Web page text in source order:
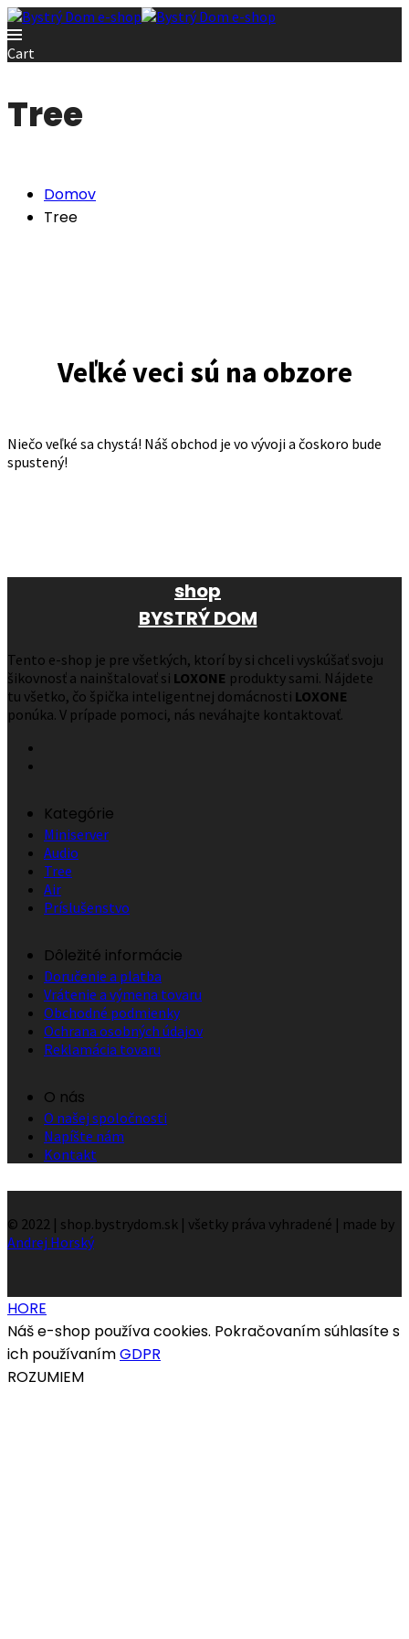
Cart
Tree
Domov
Tree
Veľké veci sú na obzore
Niečo veľké sa chystá! Náš obchod je vo vývoji a čoskoro bude
spustený!
shop
BYSTRÝ DOM
Tento e-shop je pre všetkých, ktorí by si chceli vyskúšať svoju
šikovnosť a nainštalovať si LOXONE produkty sami. Nájdete
tu všetko, čo špička inteligentnej domácnosti LOXONE
ponúka. V prípade pomoci, nás neváhajte kontaktovať.
Kategórie
Miniserver
Audio
Tree
Air
Príslušenstvo
Dôležité informácie
Doručenie a platba
Vrátenie a výmena tovaru
Obchodné podmienky
Ochrana osobných údajov
Reklamácia tovaru
O nás
O našej spoločnosti
Napíšte nám
Kontakt
© 2022 | shop.bystrydom.sk | všetky práva vyhradené | made by
Andrej Horský
HORE
Náš e-shop používa cookies. Pokračovaním súhlasíte s
ich používanímGDPR
ROZUMIEM